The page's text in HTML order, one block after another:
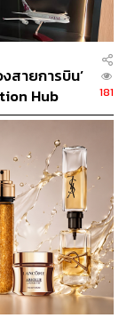
สายการบิน’
Hub
181